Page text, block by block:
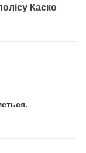
Каско